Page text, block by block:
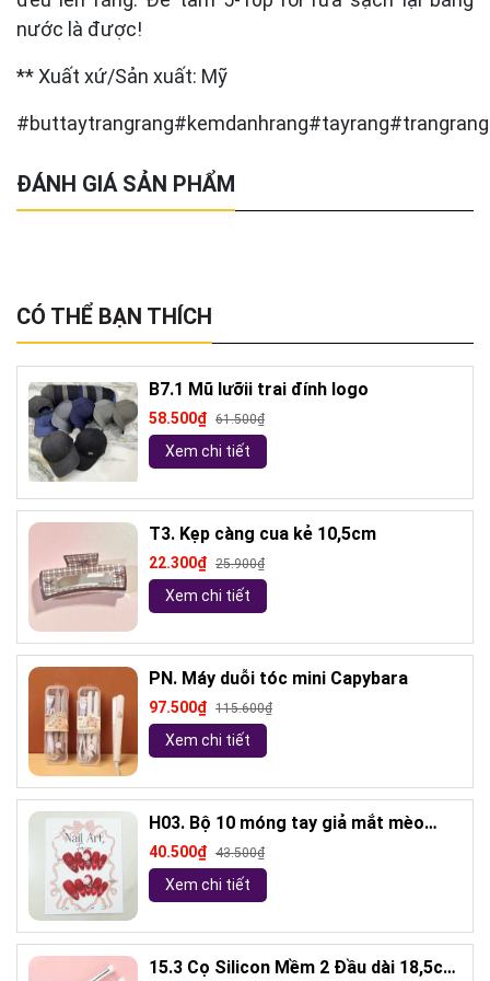
nước là được!
** Xuất xứ/Sản xuất: Mỹ
#buttaytrangrang#kemdanhrang#tayrang#trangrang
ĐÁNH GIÁ SẢN PHẨM
CÓ THỂ BẠN THÍCH
B7.1 Mũ lưỡii trai đính logo
58.500₫ 61.500₫
Xem chi tiết
T3. Kẹp càng cua kẻ 10,5cm
22.300₫ 25.900₫
Xem chi tiết
PN. Máy duỗi tóc mini Capybara
97.500₫ 115.600₫
Xem chi tiết
H03. Bộ 10 móng tay giả mắt mèo
kèm keo và giũa móng (ngẫu nhiên)
40.500₫ 43.500₫
Xem chi tiết
15.3 Cọ Silicon Mềm 2 Đầu dài 18,5cm